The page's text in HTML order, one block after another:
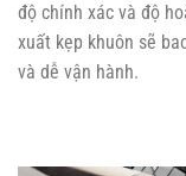
độ chính xác và độ
xuất kẹp khuôn sẽ
và dễ vận hành.